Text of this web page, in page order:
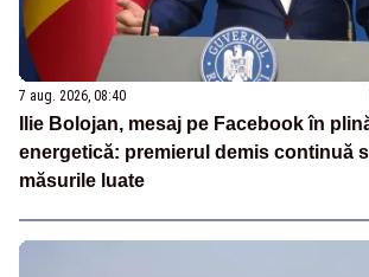
7 aug. 2026, 08:40
Ilie Bolojan, mesaj pe Facebook în
energetică: premierul demis continuă
măsurile luate